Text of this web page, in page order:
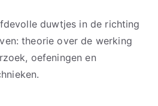
duwtjes in de richting
theorie over de werking
oefeningen en